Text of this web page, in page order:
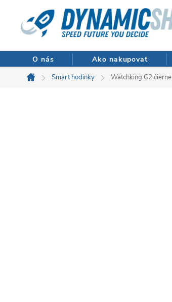
O nás Ako nakupovať
Domov
Smart hodinky Watchking G2 čierne